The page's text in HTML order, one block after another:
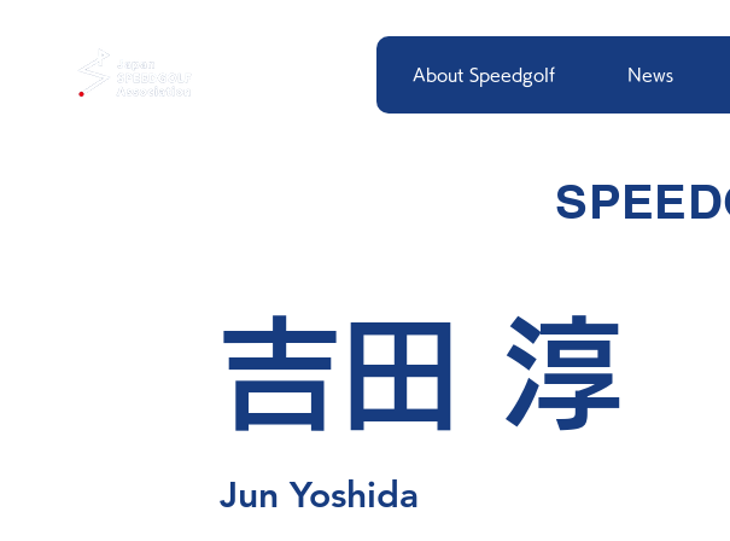
About Speedgolf News
吉田 淳
Jun Yoshida